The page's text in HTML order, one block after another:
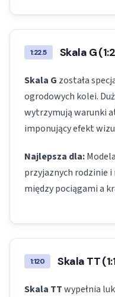
1:22.5 Skala G
Skala G została
ogrodowych kolei.
wytrzymują warunki
imponujący efekt
Najlepsza dla:
przyjaznych rodzinie
między pociągami a
1:120 Skala TT
Skala TTwypełnia